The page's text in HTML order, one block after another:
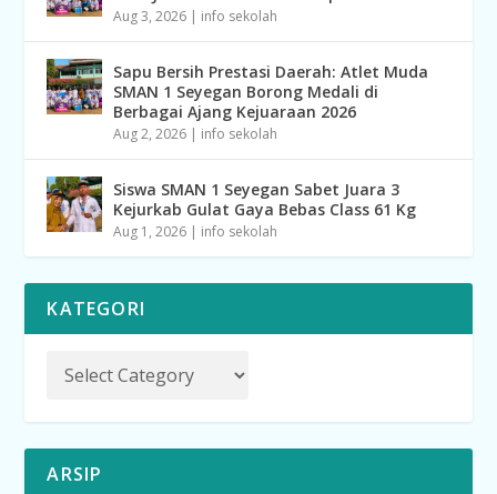
Aug 3, 2026 | info sekolah
Sapu Bersih Prestasi Daerah: Atlet Muda
SMAN 1 Seyegan Borong Medali di
Berbagai Ajang Kejuaraan 2026
Aug 2, 2026 | info sekolah
Siswa SMAN 1 Seyegan Sabet Juara 3
Kejurkab Gulat Gaya Bebas Class 61 Kg
Aug 1, 2026 | info sekolah
KATEGORI
ARSIP